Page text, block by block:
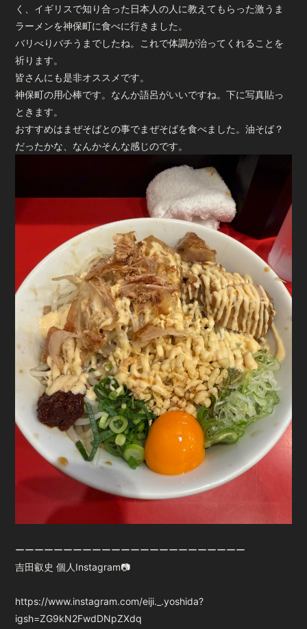
く、イギリスで知り合った日本人の人に教えてもらった激うま
ラーメンを神保町に食べに行きました。
バリべりバチうまでしたね。これで体調が治ってくれることを
祈ります。
皆さんにも是非オススメです。
神保町の用心棒です。なんか語呂がいいですね。下に写真貼っ
ときます。
おすすめはまぜそばとの事でまぜそばを食べました。油そば？
だったかな、なんかそんな感じのです。
ーーーーーーーーーーーーーーーーーーーーーーーー
吉田叡史 個人Instagram📷
https://www.instagram.com/eiji._.yoshida?
igsh=ZG9kN2FwdDNpZXdq